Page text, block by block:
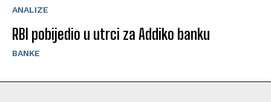
ANALIZE
RBI pobijedio u utrci za Addiko banku
BANKE